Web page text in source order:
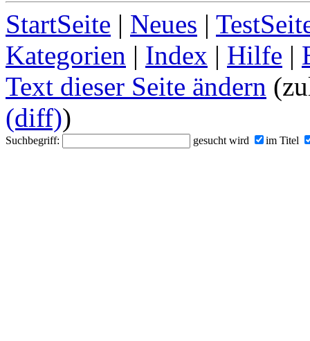
StartSeite | Neues |
Kategorien | Index | Hilfe |
Text dieser Seite ändern
(diff))
Suchbegriff: gesucht wird im Titel